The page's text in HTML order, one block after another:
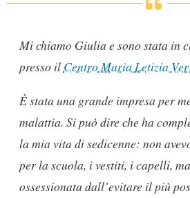
Mi chiamo Giulia e sono stata in
presso il Centro Maria Letizia
È stata una grande impresa per
malattia. Si può dire che ha
la mia vita di sedicenne: non
per la scuola, i vestiti, i capelli,
ossessionata dall’evitare il più